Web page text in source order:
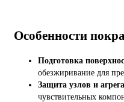
Особенности
Подготовка
обезжиривание для
Защита узлов и
чувствительных